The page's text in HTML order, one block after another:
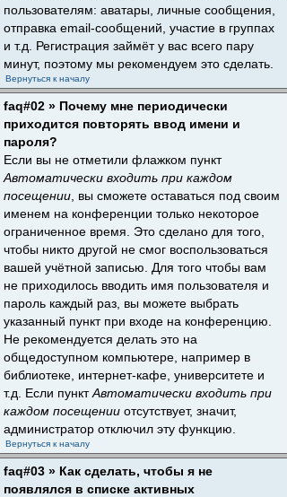
пользователям: аватары, личные сообщения,
отправка email-сообщений, участие в группах
и т.д. Регистрация займёт у вас всего пару
минут, поэтому мы рекомендуем это сделать.
Вернуться к началу
faq#02 » Почему мне периодически
приходится повторять ввод имени и
пароля?
Если вы не отметили флажком пункт
Автоматически входить при каждом
посещении , вы сможете оставаться под своим
именем на конференции только некоторое
ограниченное время. Это сделано для того,
чтобы никто другой не смог воспользоваться
вашей учётной записью. Для того чтобы вам
не приходилось вводить имя пользователя и
пароль каждый раз, вы можете выбрать
указанный пункт при входе на конференцию.
Не рекомендуется делать это на
общедоступном компьютере, например в
библиотеке, интернет-кафе, университете и
т.д. Если пунктАвтоматически входить при
каждом посещении отсутствует, значит,
администратор отключил эту функцию.
Вернуться к началу
faq#03 » Как сделать, чтобы я не
появлялся в списке активных